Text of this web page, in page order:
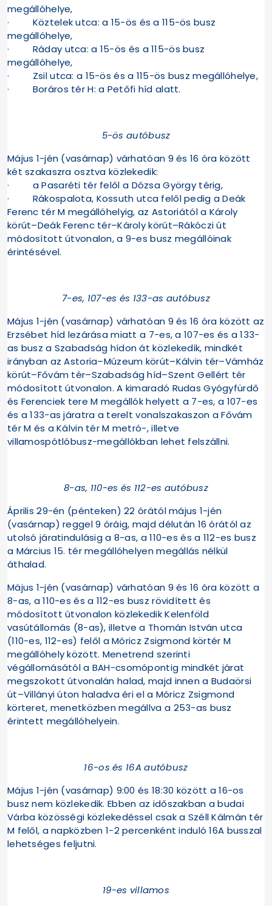
megállóhelye,
· Köztelek utca: a 15-ös és a 115-ös busz
megállóhelye,
· Ráday utca: a 15-ös és a 115-ös busz
megállóhelye,
· Zsil utca: a 15-ös és a 115-ös busz megállóhelye,
· Boráros tér H: a Petőfi híd alatt.
5-ös autóbusz
Május 1-jén (vasárnap) várhatóan 9 és 16 óra között
két szakaszra osztva közlekedik:
· a Pasaréti tér felől a Dózsa György térig,
· Rákospalota, Kossuth utca felől pedig a Deák
Ferenc tér M megállóhelyig, az Astoriától a Károly
körút–Deák Ferenc tér–Károly körút–Rákóczi út
módosított útvonalon, a 9-es busz megállóinak
érintésével.
7-es, 107-es és 133-as autóbusz
Május 1-jén (vasárnap) várhatóan 9 és 16 óra között az
Erzsébet híd lezárása miatt a 7-es, a 107-es és a 133-
as busz a Szabadság hídon át közlekedik, mindkét
irányban az Astoria–Múzeum körút–Kálvin tér–Vámház
körút–Fővám tér–Szabadság híd–Szent Gellért tér
módosított útvonalon. A kimaradó Rudas Gyógyfürdő
és Ferenciek tere M megállók helyett a 7-es, a 107-es
és a 133-as járatra a terelt vonalszakaszon a Fővám
tér M és a Kálvin tér M metró-, illetve
villamospótlóbusz-megállókban lehet felszállni.
8-as, 110-es és 112-es autóbusz
Április 29-én (pénteken) 22 órától május 1-jén
(vasárnap) reggel 9 óráig, majd délután 16 órától az
utolsó járatindulásig a 8-as, a 110-es és a 112-es busz
a Március 15. tér megállóhelyen megállás nélkül
áthalad.
Május 1-jén (vasárnap) várhatóan 9 és 16 óra között a
8-as, a 110-es és a 112-es busz rövidített és
módosított útvonalon közlekedik Kelenföld
vasútállomás (8-as), illetve a Thomán István utca
(110-es, 112-es) felől a Móricz Zsigmond körtér M
megállóhely között. Menetrend szerinti
végállomásától a BAH-csomópontig mindkét járat
megszokott útvonalán halad, majd innen a Budaörsi
út–Villányi úton haladva éri el a Móricz Zsigmond
körteret, menetközben megállva a 253-as busz
érintett megállóhelyein.
16-os és 16A autóbusz
Május 1-jén (vasárnap) 9:00 és 18:30 között a 16-os
busz nem közlekedik. Ebben az időszakban a budai
Várba közösségi közlekedéssel csak a Széll Kálmán tér
M felől, a napközben 1-2 percenként induló 16A busszal
lehetséges feljutni.
19-es villamos